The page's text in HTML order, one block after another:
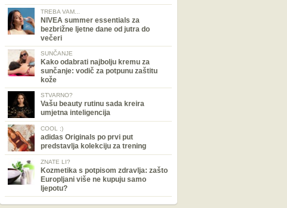
TREBA VAM...
NIVEA summer essentials za
bezbrižne ljetne dane od jutra do
večeri
SUNČANJE
Kako odabrati najbolju kremu za
sunčanje: vodič za potpunu zaštitu
kože
STVARNO?
Vašu beauty rutinu sada kreira
umjetna inteligencija
COOL ;)
adidas Originals po prvi put
predstavlja kolekciju za trening
ZNATE LI?
Kozmetika s potpisom zdravlja: zašto
Europljani više ne kupuju samo
ljepotu?